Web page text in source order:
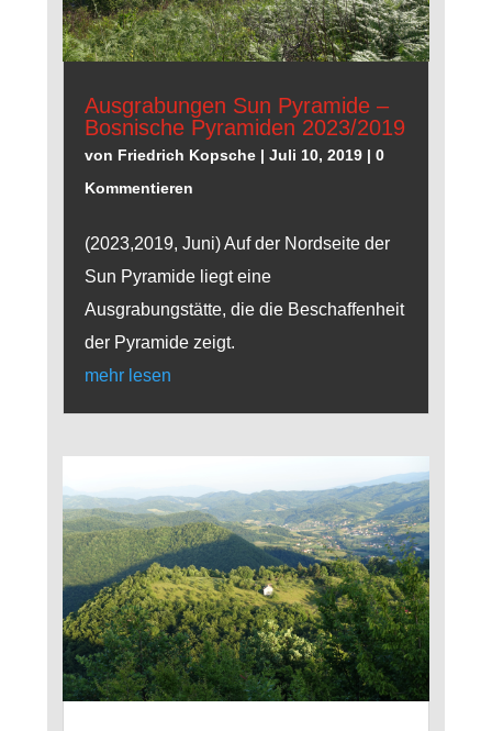
Ausgrabungen Sun Pyramide –
Bosnische Pyramiden 2023/2019
von Friedrich Kopsche |Juli 10, 2019 | 0
Kommentieren
(2023,2019, Juni) Auf der Nordseite der
Sun Pyramide liegt eine
Ausgrabungstätte, die die Beschaffenheit
der Pyramide zeigt.
mehr lesen